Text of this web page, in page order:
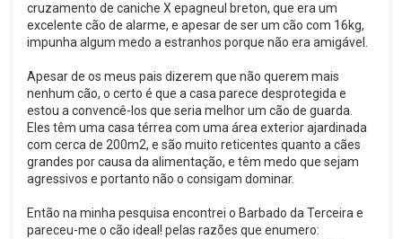
cruzamento de caniche X epagneul breton, que era um
excelente cão de alarme, e apesar de ser um cão com 16kg,
impunha algum medo a estranhos porque não era amigável.
Apesar de os meus pais dizerem que não querem mais
nenhum cão, o certo é que a casa parece desprotegida e
estou a convencê-los que seria melhor um cão de guarda.
Eles têm uma casa térrea com uma área exterior ajardinada
com cerca de 200m2, e são muito reticentes quanto a cães
grandes por causa da alimentação, e têm medo que sejam
agressivos e portanto não o consigam dominar.
Então na minha pesquisa encontrei o Barbado da Terceira e
pareceu-me o cão ideal! pelas razões que enumero: